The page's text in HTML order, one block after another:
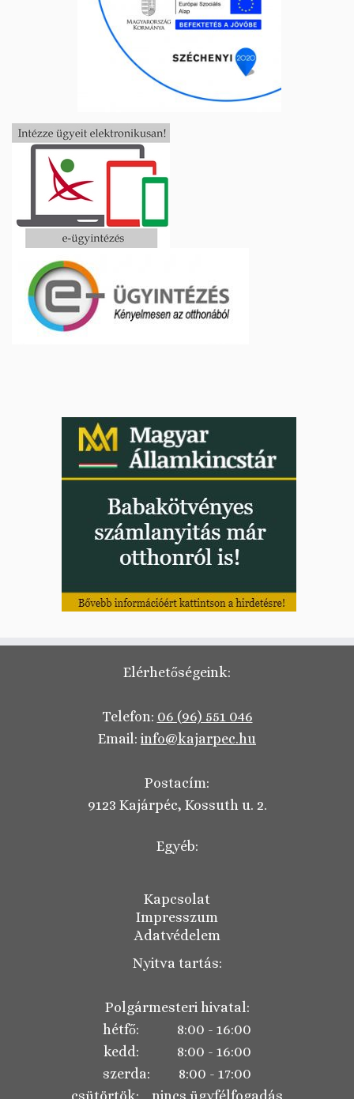
Elérhetőségeink:
Telefon: 06 (96) 551 046
Email: info@kajarpec.hu
Postacím:
9123 Kajárpéc, Kossuth u. 2.
Egyéb:
Kapcsolat
Impresszum
Adatvédelem
Nyitva tartás:
Polgármesteri hivatal:
hétfő: 8:00 - 16:00
kedd: 8:00 - 16:00
szerda: 8:00 - 17:00